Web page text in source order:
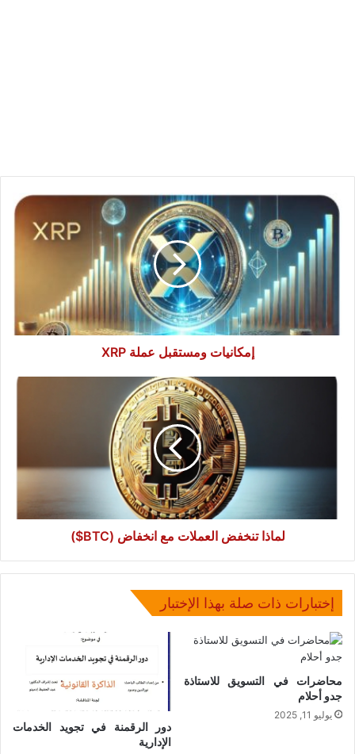
إمكانيات
ومستقبل
عملة
XRP
إمكانيات ومستقبل عملة XRP
لماذا
لماذا تنخفض العملات مع انخفاض (BTC$)
إختبارات ذات صلة بهذا الإختبار
محاضرات في التسويق للاستاذة
جدو أحلام
يوليو 11, 2025
دور الرقمنة في تجويد الخدمات
الإدارية